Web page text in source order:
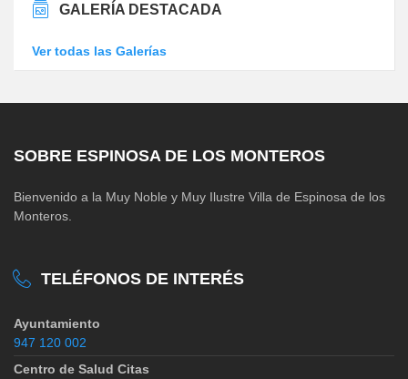
GALERÍA DESTACADA
Ver todas las Galerías
SOBRE ESPINOSA DE LOS MONTEROS
Bienvenido a la Muy Noble y Muy Ilustre Villa de Espinosa de los
Monteros.
TELÉFONOS DE INTERÉS
Ayuntamiento
947 120 002
Centro de Salud Citas